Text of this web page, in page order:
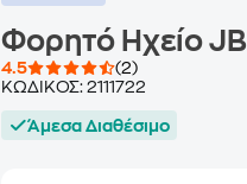
Φορητό Ηχείο
4.5
(2)
ΚΩΔΙΚΟΣ:2111722
Άμεσα Διαθέσιμο